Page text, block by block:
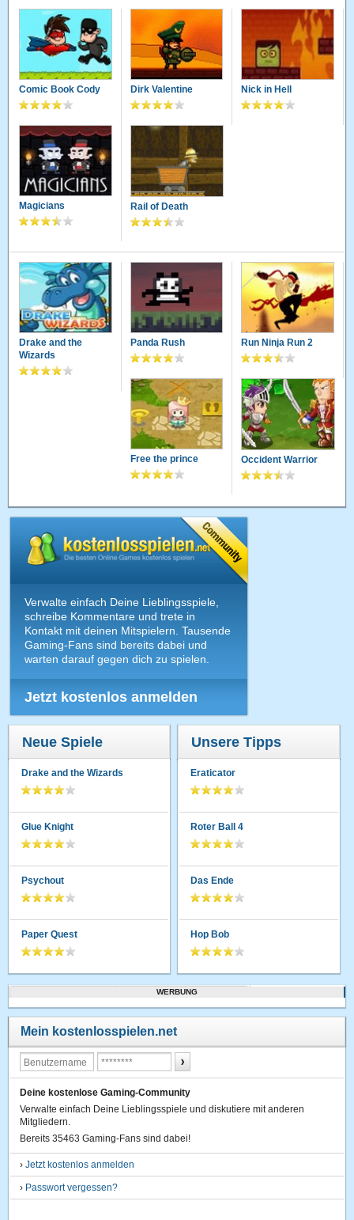
Comic Book Cody Dirk Valentine Nick in Hell
Magicians Rail of Death
Drake and the
Wizards
Panda Rush Run Ninja Run 2
Free the prince Occident Warrior
Verwalte einfach Deine Lieblingsspiele,
schreibe Kommentare und trete in
Kontakt mit deinen Mitspielern. Tausende
Gaming-Fans sind bereits dabei und
warten darauf gegen dich zu spielen.
Jetzt kostenlos anmelden
Neue Spiele
Drake and the Wizards
Glue Knight
Psychout
Paper Quest
Unsere Tipps
Eraticator
Roter Ball 4
Das Ende
Hop Bob
WERBUNG
Mein kostenlosspielen.net
Deine kostenlose Gaming-Community
Verwalte einfach Deine Lieblingsspiele und diskutiere mit anderen
Mitgliedern.
Bereits 35463 Gaming-Fans sind dabei!
›Jetzt kostenlos anmelden
› Passwort vergessen?